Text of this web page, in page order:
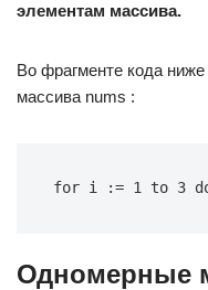
элементам массива.
Во фрагменте кода
массива nums :
for i := 1 to 3 do
Одномерные